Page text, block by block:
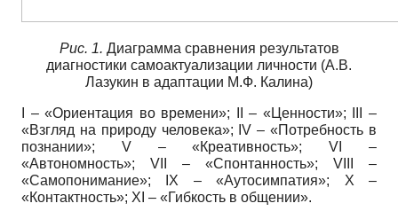
Рис. 1. Диаграмма сравнения результатов
диагностики самоактуализации личности (А.В.
Лазукин в адаптации М.Ф. Калина)
I – «Ориентация во времени»; II – «Ценности»; III –
«Взгляд на природу человека»; IV – «Потребность в
познании»; V – «Креативность»; VI –
«Автономность»; VII – «Спонтанность»; VIII –
«Самопонимание»; IX – «Аутосимпатия»; X –
«Контактность»; XI – «Гибкость в общении».